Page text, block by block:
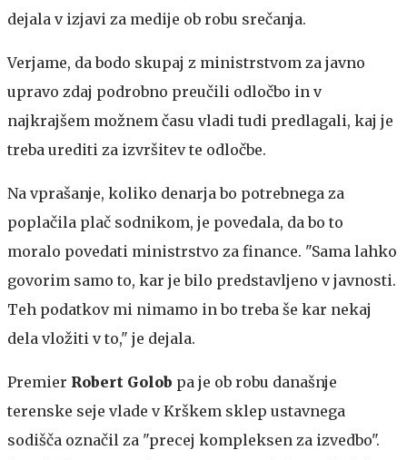
dejala v izjavi za medije ob robu srečanja.
Verjame, da bodo skupaj z ministrstvom za javno
upravo zdaj podrobno preučili odločbo in v
najkrajšem možnem času vladi tudi predlagali, kaj je
treba urediti za izvršitev te odločbe.
Na vprašanje, koliko denarja bo potrebnega za
poplačila plač sodnikom, je povedala, da bo to
moralo povedati ministrstvo za finance. "Sama lahko
govorim samo to, kar je bilo predstavljeno v javnosti.
Teh podatkov mi nimamo in bo treba še kar nekaj
dela vložiti v to," je dejala.
Premier Robert Golob pa je ob robu današnje
terenske seje vlade v Krškem sklep ustavnega
sodišča označil za "precej kompleksen za izvedbo".